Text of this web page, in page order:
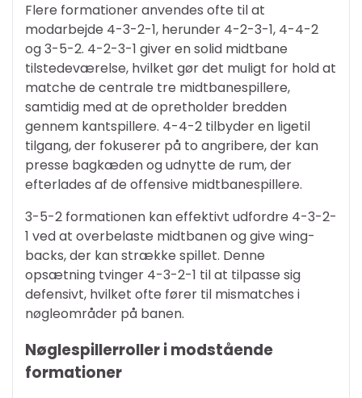
Flere formationer anvendes ofte til at
modarbejde 4-3-2-1, herunder 4-2-3-1, 4-4-2
og 3-5-2. 4-2-3-1 giver en solid midtbane
tilstedeværelse, hvilket gør det muligt for hold at
matche de centrale tre midtbanespillere,
samtidig med at de opretholder bredden
gennem kantspillere. 4-4-2 tilbyder en ligetil
tilgang, der fokuserer på to angribere, der kan
presse bagkæden og udnytte de rum, der
efterlades af de offensive midtbanespillere.
3-5-2 formationen kan effektivt udfordre 4-3-2-
1 ved at overbelaste midtbanen og give wing-
backs, der kan strække spillet. Denne
opsætning tvinger 4-3-2-1 til at tilpasse sig
defensivt, hvilket ofte fører til mismatches i
nøgleområder på banen.
Nøglespillerroller i modstående
formationer